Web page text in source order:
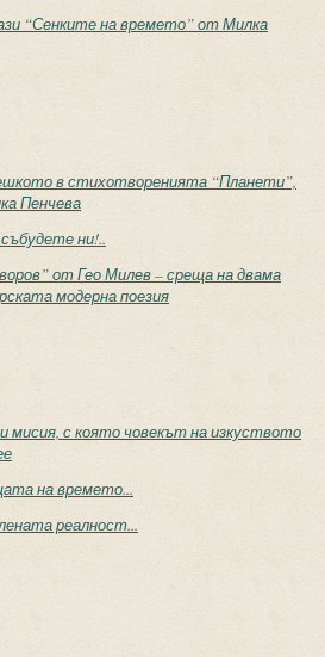
“Сенките на времето” от Милка
в стихотворенията “Планети”,
Пенчева
ни!..
от Гео Милев – среща на двама
модерна поезия
с която човекът на изкуството
на времето...
реалност...